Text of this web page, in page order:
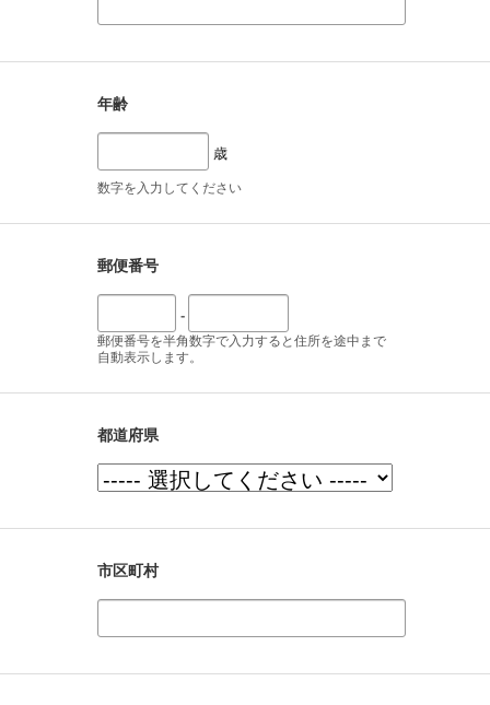
年齢
歳
数字を入力してください
郵便番号
-
郵便番号を半角数字で入力すると住所を途中まで
自動表示します。
都道府県
市区町村